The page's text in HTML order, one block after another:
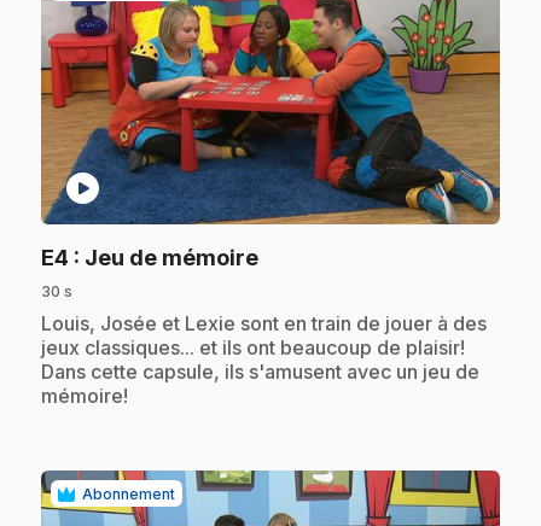
play_circle
E4 : Jeu de mémoire.
30 s
.Louis, Josée et Lexie sont en train de jouer à des
jeux classiques... et ils ont beaucoup de plaisir!
Dans cette capsule, ils s'amusent avec un jeu de
mémoire!
Abonnement